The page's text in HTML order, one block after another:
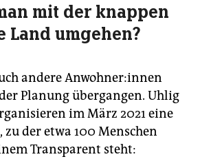
mit der knappen
Land umgehen?
andere An­woh­ne­r:in­nen
Planung übergangen. Uhlig
im März 2021 eine
der etwa 100 Menschen
Transparent steht: